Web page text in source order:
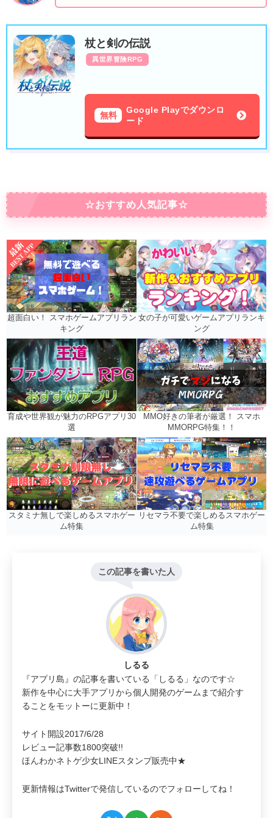
杖と剣の伝説
異世界冒険RPG
無料
Google Playでダウンロ
ード
☆おすすめ人気記事☆
超面白い！ スマホゲームアプリラン
キング
女の子が可愛いゲームアプリランキ
ング
育成や世界観が魅力のRPGアプリ30
選
MMO好きの筆者が厳選！ スマホ
MMORPG特集！！
スタミナ無しで楽しめるスマホゲー
ム特集
リセマラ不要で楽しめるスマホゲー
ム特集
この記事を書いた人
しるる
『アプリ島』の記事を書いている「しるる」なのです☆
新作を中心に大手アプリから個人開発のゲームまで紹介す
ることをモットーに更新中！
サイト開設2017/6/28
レビュー記事数1800突破!!
ほんわかネトゲ少女LINEスタンプ販売中★
更新情報はTwitterで発信しているのでフォローしてね！